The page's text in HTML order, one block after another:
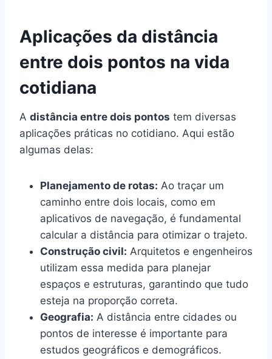
Aplicações da distância
entre dois pontos na vida
cotidiana
A distância entre dois pontos tem diversas
aplicações práticas no cotidiano. Aqui estão
algumas delas:
Planejamento de rotas: Ao traçar um
caminho entre dois locais, como em
aplicativos de navegação, é fundamental
calcular a distância para otimizar o trajeto.
Construção civil: Arquitetos e engenheiros
utilizam essa medida para planejar
espaços e estruturas, garantindo que tudo
esteja na proporção correta.
Geografia: A distância entre cidades ou
pontos de interesse é importante para
estudos geográficos e demográficos.